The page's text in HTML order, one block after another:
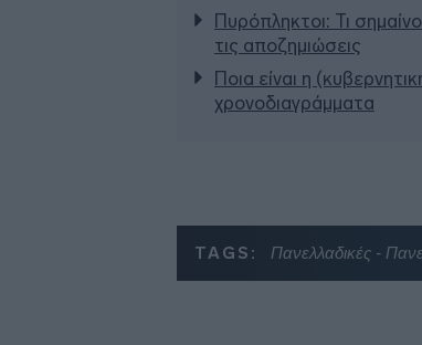
Πυρόπληκτοι: Τι
τις αποζημιώσεις
Ποια είναι η
χρονοδιαγράμματα
TAGS: Πανελλαδικές -